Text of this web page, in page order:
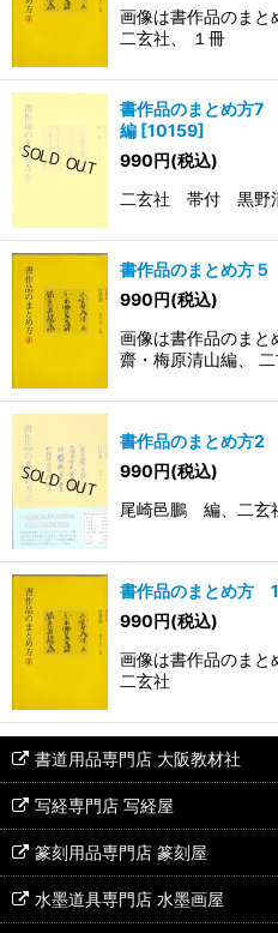
画像は書作品のまと
二玄社、 １冊
書作品のまとめ方
編 [10159]
990円(税込)
二玄社 帯付 黒野
書作品のまとめ方
990円(税込)
画像は書作品のま
齋・梅原清山編、
書作品のまとめ方
990円(税込)
尾崎邑鵬 編、二玄
書作品のまとめ方
990円(税込)
画像は書作品のま
二玄社
書道用品専門店 大阪教材社
写経専門店 写経屋
篆刻用品専門店 篆刻屋
水墨道具専門店 水墨画屋